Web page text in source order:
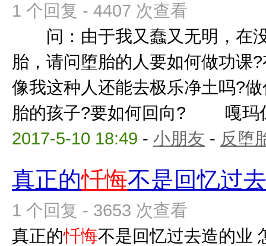
1 个回复 - 4407 次查看
问：由于我又蠢又无明，在
胎，请问堕胎的人要如何做功课
像我这种人还能去极乐净土吗?
胎的孩子?要如何回向? 嘎玛
2017-5-10 18:49 - 小朋友 - 反堕
真正的忏悔不是回忆过
1 个回复 - 3653 次查看
真正的忏悔不是回忆过去造的业